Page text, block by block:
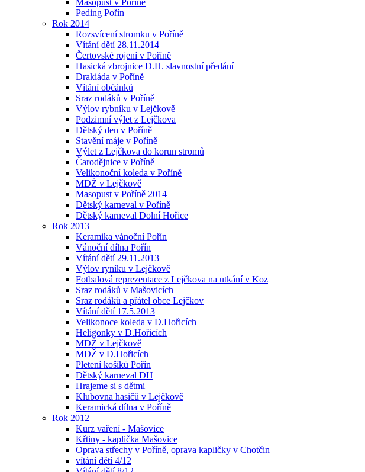
Masopust v Poříně
Peding Pořín
Rok 2014
Rozsvícení stromku v Poříně
Vítání dětí 28.11.2014
Čertovské rojení v Poříně
Hasická zbrojnice D.H. slavnostní předání
Drakiáda v Poříně
Vítání občánků
Sraz rodáků v Poříně
Výlov rybníku v Lejčkově
Podzimní výlet z Lejčkova
Dětský den v Poříně
Stavění máje v Poříně
Výlet z Lejčkova do korun stromů
Čarodějnice v Poříně
Velikonoční koleda v Poříně
MDŽ v Lejčkově
Masopust v Poříně 2014
Dětský karneval v Poříně
Dětský karneval Dolní Hořice
Rok 2013
Keramika vánoční Pořín
Vánoční dílna Pořín
Vítání dětí 29.11.2013
Výlov ryníku v Lejčkově
Fotbalová reprezentace z Lejčkova na utkání v Koz
Sraz rodáků v Mašovicích
Sraz rodáků a přátel obce Lejčkov
Vítání dětí 17.5.2013
Velikonoce koleda v D.Hořicích
Heligonky v D.Hořicích
MDŽ v Lejčkově
MDŽ v D.Hořicích
Pletení košíků Pořín
Dětský karneval DH
Hrajeme si s dětmi
Klubovna hasičů v Lejčkově
Keramická dílna v Poříně
Rok 2012
Kurz vaření - Mašovice
Křtiny - kaplička Mašovice
Oprava střechy v Poříně, oprava kapličky v Chotčin
vítání dětí 4/12